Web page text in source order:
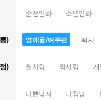
순정만화 소년만화
) 영애물/여주판 회사
) 첫사랑 짝사랑 계
나쁜남자 다정남